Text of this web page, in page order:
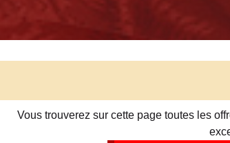
Vous trouverez sur cette page toutes les